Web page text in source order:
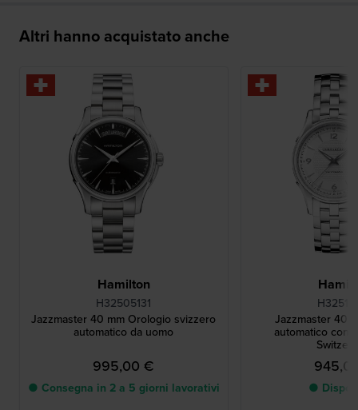
Altri hanno acquistato anche
Hamilton
H32505131
Jazzmaster 40 mm Orologio svizzero
automatico da uomo
995,00 €
● Consegna in 2 a 5 giorni lavorativi
Jazzmaster 40
automatico con
●